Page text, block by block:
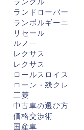
ランドローバー
ランボルギーニ
リセール
ルノー
レクサス
レクサス
ロールスロイス
ローン・残クレ
三菱
中古車の選び方
価格交渉術
国産車